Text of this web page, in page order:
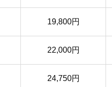
19,800円
22,000円
24,750円